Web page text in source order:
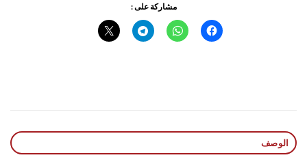
مشاركة على :
الوصف